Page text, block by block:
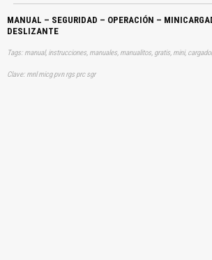
MANUAL – SEGURIDAD – OPERACIÓN –
DESLIZANTE
Clave: mnl micg pvn rgs prc sgr